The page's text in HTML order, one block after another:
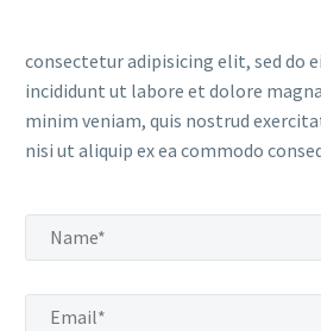
consectetur adipisicing elit, sed do
incididunt ut labore et dolore
minim veniam, quis nostrud
nisi ut aliquip ex ea commodo